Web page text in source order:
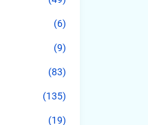
(6)
(9)
(83)
(135)
(19)